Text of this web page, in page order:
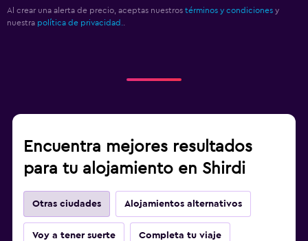
Al crear una alerta de precio, aceptas nuestros términos y condiciones y
nuestra política de privacidad.
Encuentra mejores resultados
para tu alojamiento en Shirdi
Otras ciudades Alojamientos alternativos
Voy a tener suerte Completa tu viaje